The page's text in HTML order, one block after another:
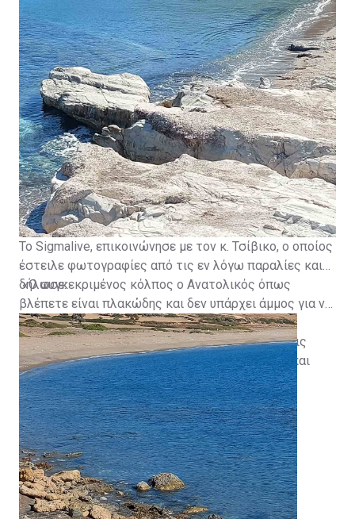
Το Sigmalive, επικοινώνησε με τον κ. Τσίβικο, ο οποίος
έστειλε φωτογραφίες από τις εν λόγω παραλίες και
δήλωσε:
«Ο συγκεκριμένος κόλπος ο Ανατολικός όπως
βλέπετε είναι πλακώδης και δεν υπάρχει άμμος για να
γεννήσουν οι χελώνες. Στον δυτικό είναι το
εκκολαπτήριο των χελώνων. Ένας κόλπος για τις
χελώνες και ένας για τον άνθρωπο. Άνθρωπος και
χελώνες πρέπει να συνυπάρξουν.»